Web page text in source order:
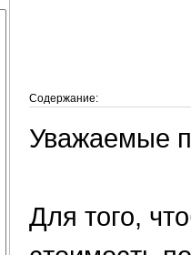
Содержание:
Уважаемые
Для того,